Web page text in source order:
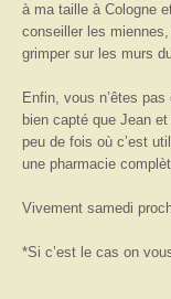
à ma taille à Cologne
conseiller les
grimper sur les murs
Enfin, vous n’êtes
bien capté que Jean
peu de fois où c’est
une pharmacie
Vivement samedi
*Si c’est le cas on